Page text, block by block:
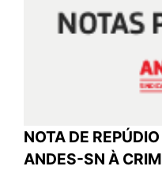
NOTA DE
ANDES-SN À